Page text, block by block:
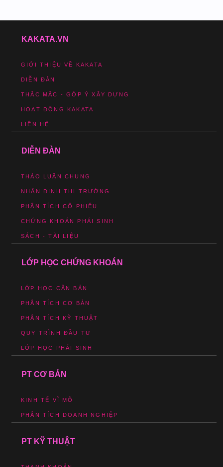
KAKATA.VN
GIỚI THIỆU VỀ KAKATA
DIỄN ĐÀN
THẮC MẮC - GÓP Ý XÂY DỰNG
HOẠT ĐỘNG KAKATA
LIÊN HỆ
DIỄN ĐÀN
THẢO LUẬN CHUNG
NHẬN ĐỊNH THỊ TRƯỜNG
PHÂN TÍCH CỔ PHIẾU
CHỨNG KHOÁN PHÁI SINH
SÁCH - TÀI LIỆU
LỚP HỌC CHỨNG KHOÁN
LỚP HỌC CĂN BẢN
PHÂN TÍCH CƠ BẢN
PHÂN TÍCH KỸ THUẬT
QUY TRÌNH ĐẦU TƯ
LỚP HỌC PHÁI SINH
PT CƠ BẢN
KINH TẾ VĨ MÔ
PHÂN TÍCH DOANH NGHIỆP
PT KỸ THUẬT